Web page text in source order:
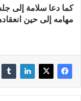
كما دعا سلامة إلى
مهامه إلى حين